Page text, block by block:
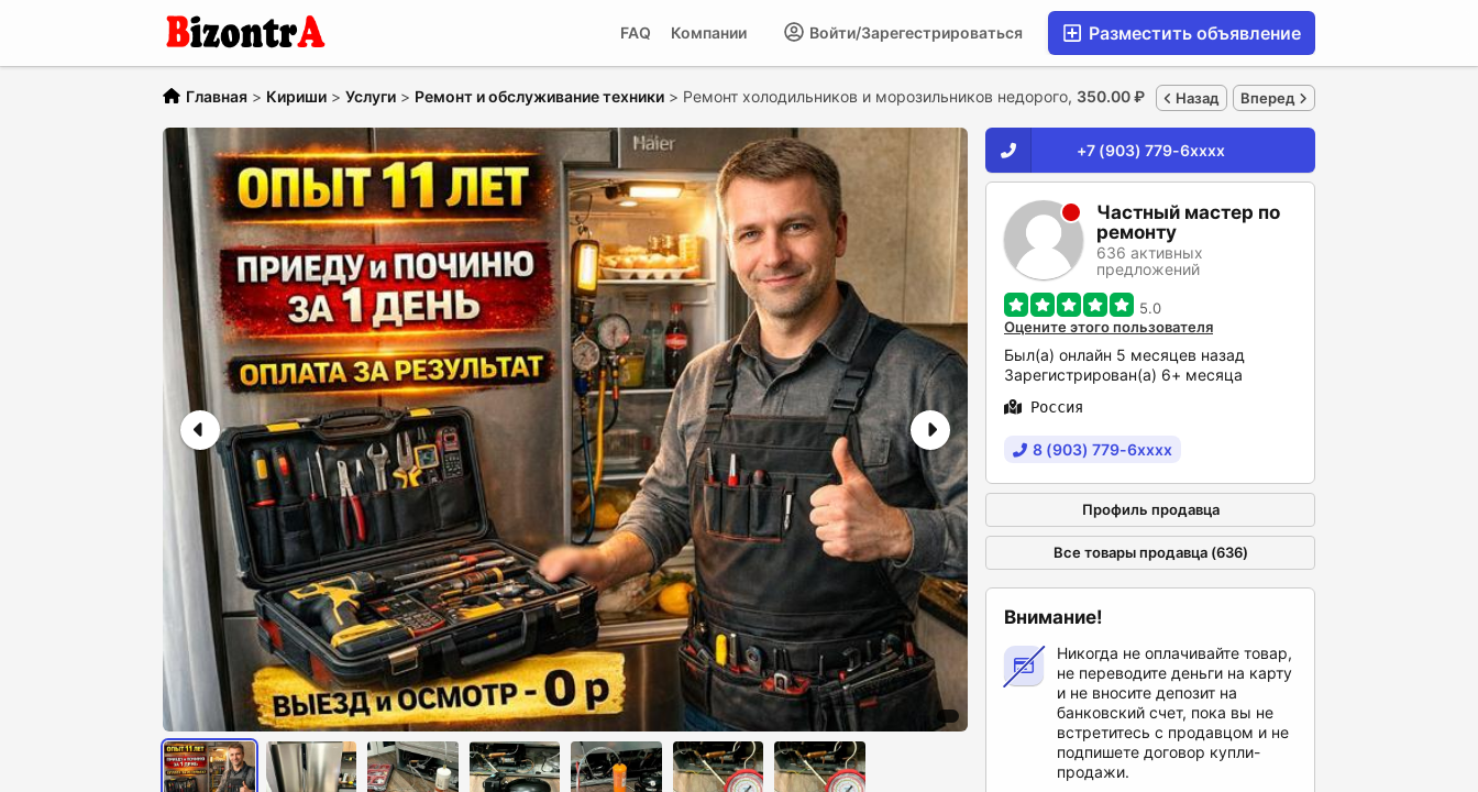
Разместить объявление
Войти/Зарегестрироваться
Компании
FAQ
Главная > Кириши > Услуги > Ремонт и обслуживание техники > Ремонт холодильников и морозильников недорого, 350.00 ₽ Назад Вперед
+7 (903) 779-6xxxx
Частный мастер по
ремонту
636 активных
предложений
5.0
Оцените этого пользователя
Был(а) онлайн 5 месяцев назад
Зарегистрирован(а) 6+ месяца
Россия
8 (903) 779-6xxxx
Профиль продавца
Все товары продавца (636)
Внимание!
Никогда не оплачивайте товар,
не переводите деньги на карту
и не вносите депозит на
банковский счет, пока вы не
встретитесь с продавцом и не
подпишете договор купли-
продажи.